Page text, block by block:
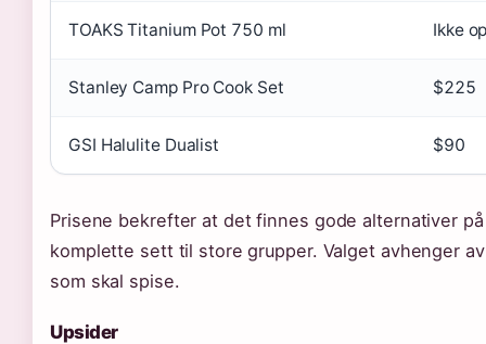
TOAKS Titanium Pot 750 ml Ikke
Stanley Camp Pro Cook Set $225
GSI Halulite Dualist $90
Prisene bekrefter at det finnes gode alternativer
komplette sett til store grupper. Valget avhenger
som skal spise.
Upsider